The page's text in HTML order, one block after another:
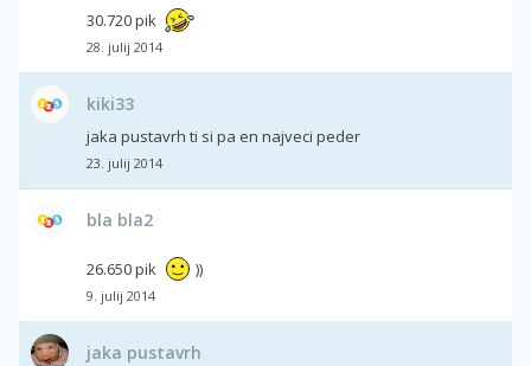
30.720 pik
28. julij 2014
kiki33
jaka pustavrh ti si pa en najveci peder
23. julij 2014
bla bla2
26.650 pik ))
9. julij 2014
jaka pustavrh